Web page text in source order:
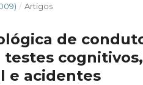
/ Artigos
de
e acidentes